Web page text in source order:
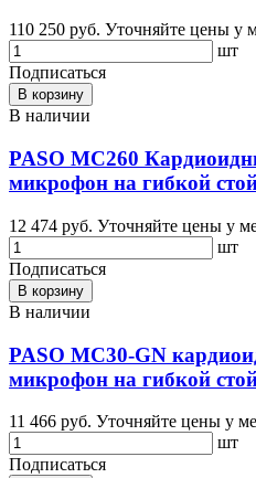
110 250 руб. Уточняйте цены у
шт
Подписаться
В корзину
В наличии
PASO MС260
микрофон на гибкой
12 474 руб. Уточняйте цены у
шт
Подписаться
В корзину
В наличии
PASO MC30-GN
микрофон на гибкой
11 466 руб. Уточняйте цены у
шт
Подписаться